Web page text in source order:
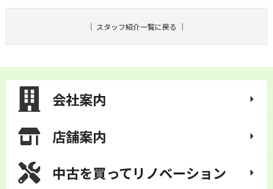
｜ スタッフ紹介一覧に戻る ｜
会社案内
店舗案内
中古を買ってリノベーション